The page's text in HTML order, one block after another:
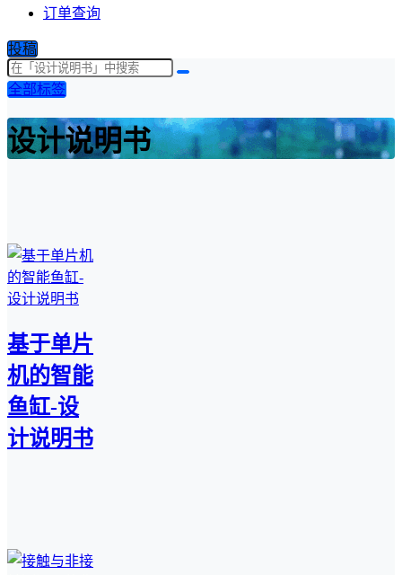
订单查询
投稿
全部标签
设计说明书
基于单片
机的智能
鱼缸-设
计说明书